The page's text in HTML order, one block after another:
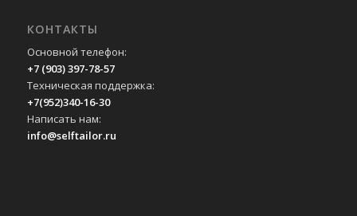
КОНТАКТЫ
Основной телефон:
+7 (903) 397-78-57
Техническая поддержка:
+7(952)340-16-30
Написать нам:
info@selftailor.ru